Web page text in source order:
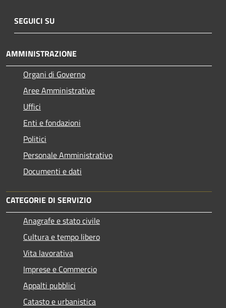
SEGUICI SU
AMMINISTRAZIONE
Organi di Governo
Aree Amministrative
Uffici
Enti e fondazioni
Politici
Personale Amministrativo
Documenti e dati
CATEGORIE DI SERVIZIO
Anagrafe e stato civile
Cultura e tempo libero
Vita lavorativa
Imprese e Commercio
Appalti pubblici
Catasto e urbanistica